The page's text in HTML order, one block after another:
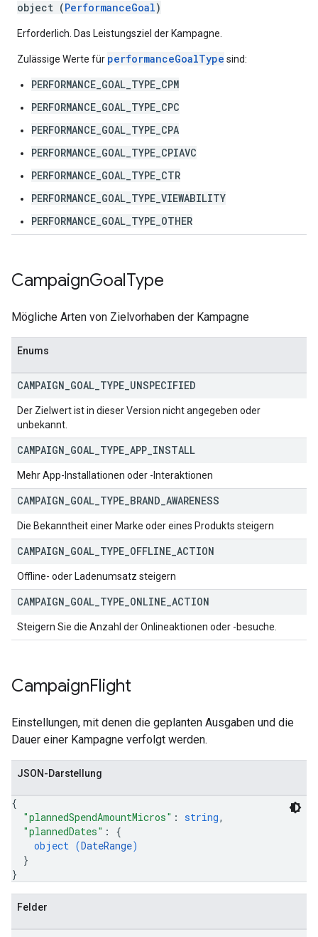
object (PerformanceGoal)
Erforderlich. Das Leistungsziel der Kampagne.
Zulässige Werte für performanceGoalType sind:
PERFORMANCE_GOAL_TYPE_CPM
PERFORMANCE_GOAL_TYPE_CPC
PERFORMANCE_GOAL_TYPE_CPA
PERFORMANCE_GOAL_TYPE_CPIAVC
PERFORMANCE_GOAL_TYPE_CTR
PERFORMANCE_GOAL_TYPE_VIEWABILITY
PERFORMANCE_GOAL_TYPE_OTHER
CampaignGoalType
Mögliche Arten von Zielvorhaben der Kampagne
Enums
CAMPAIGN GOAL TYPE UNSPECIFIED
Der Zielwert ist in dieser Version nicht angegeben oder
unbekannt.
CAMPAIGN GOAL TYPE APP INSTALL
Mehr App-Installationen oder -Interaktionen
CAMPAIGN GOAL TYPE BRAND AWARENESS
Die Bekanntheit einer Marke oder eines Produkts steigern
CAMPAIGN GOAL TYPE OFFLINE ACTION
Offline- oder Ladenumsatz steigern
CAMPAIGN GOAL TYPE ONLINE ACTION
Steigern Sie die Anzahl der Onlineaktionen oder -besuche.
CampaignFlight
Einstellungen, mit denen die geplanten Ausgaben und die
Dauer einer Kampagne verfolgt werden.
JSON-Darstellung
{
"plannedSpendAmountMicros" : string,
"plannedDates" : {
object (DateRange)
}
}
Felder